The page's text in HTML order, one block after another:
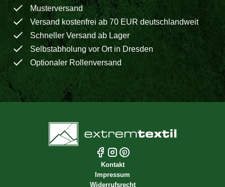
Musterversand
Versand kostenfrei ab 70 EUR deutschlandweit
Schneller Versand ab Lager
Selbstabholung vor Ort in Dresden
Optionaler Rollenversand
Kontakt
Impressum
Widerrufsrecht